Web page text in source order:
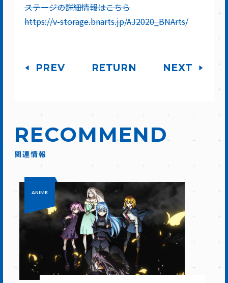
ステージの詳細情報はこちら
https://v-storage.bnarts.jp/AJ2020_BNArts/
PREV RETURN NEXT
RECOMMEND
関連情報
ANIME